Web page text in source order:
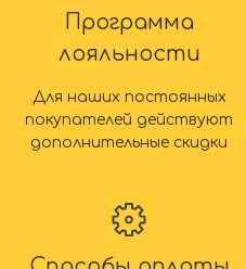
Программа
лояльности
Для наших постоянных
покупателей действуют
дополнительные скидки